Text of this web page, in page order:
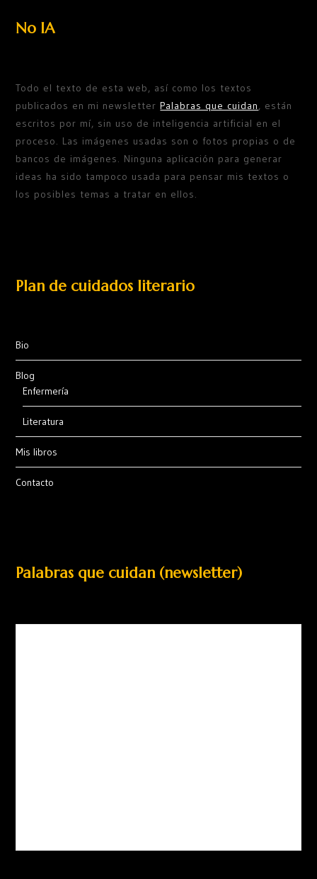
No IA
Todo el texto de esta web, así como los textos
publicados en mi newsletterPalabras que cuidan, están
escritos por mí, sin uso de inteligencia artificial en el
proceso. Las imágenes usadas son o fotos propias o de
bancos de imágenes. Ninguna aplicación para generar
ideas ha sido tampoco usada para pensar mis textos o
los posibles temas a tratar en ellos.
Plan de cuidados literario
Bio
Blog
Enfermería
Literatura
Mis libros
Contacto
Palabras que cuidan (newsletter)